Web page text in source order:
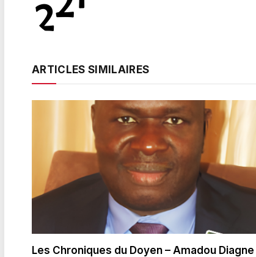
ARTICLES SIMILAIRES
Les Chroniques du Doyen – Amadou Diagne